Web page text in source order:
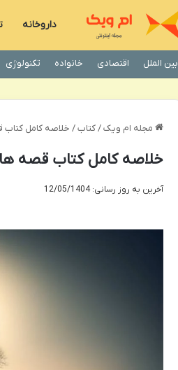
داروخانه
بین الملل اقتصادی خانواده تکنولوژی
مجله ام ویک / کتاب / خلاصه کامل کتاب قصه
خلاصه کامل کتاب قصه های بهرنگ –
آخرین به روز رسانی: 12/05/1404